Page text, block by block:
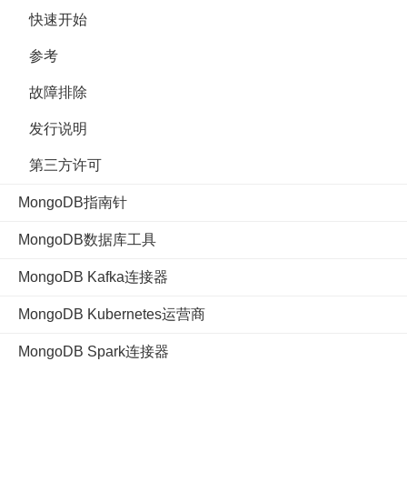
快速开始
参考
故障排除
发行说明
第三方许可
MongoDB指南针
MongoDB数据库工具
MongoDB Kafka连接器
MongoDB Kubernetes运营商
MongoDB Spark连接器